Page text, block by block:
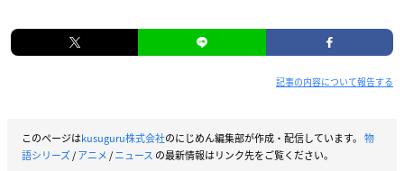
記事の内容について報告する
このページはkusuguru株式会社のにじめん編集部が作成・配信しています。 物
語シリーズ/アニメ/ニュース の最新情報はリンク先をご覧ください。